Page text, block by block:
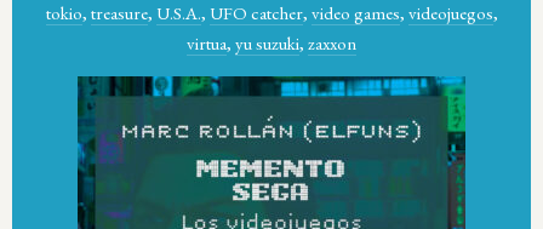
tokio, treasure, U.S.A., UFO catcher, video games, videojuegos,
virtua, yu suzuki, zaxxon